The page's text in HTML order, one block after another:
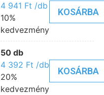
4 941 Ft /db
10%
kedvezmény
KOSÁRBA
50 db
4 392 Ft /db
20%
kedvezmény
KOSÁRBA